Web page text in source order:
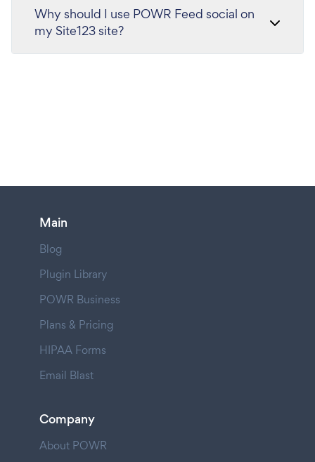
Why should I use POWR Feed social on
my Site123 site?
Main
Blog
Plugin Library
POWR Business
Plans & Pricing
HIPAA Forms
Email Blast
Company
About POWR